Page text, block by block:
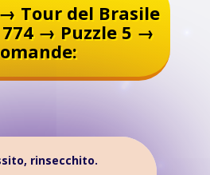
→ Tour del Brasile
→ Puzzle 5 →
rinsecchito.